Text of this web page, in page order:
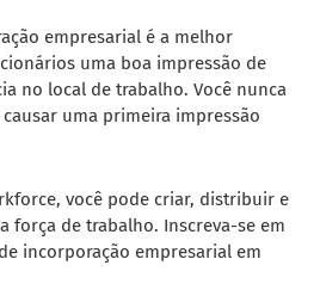
empresarial é a melhor
uma boa impressão de
no local de trabalho. Você nunca
uma primeira impressão
você pode criar, distribuir e
força de trabalho. Inscreva-se em
incorporação empresarial em